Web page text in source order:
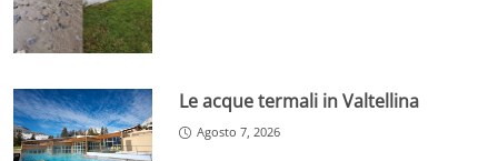
Le acque termali in Valtellina
Agosto 7, 2026